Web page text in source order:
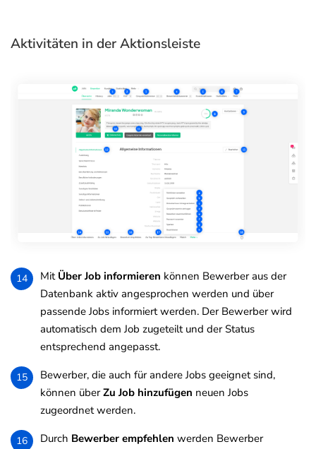
Aktivitäten in der Aktionsleiste
14 Mit Über Job informieren können Bewerber aus der
Datenbank aktiv angesprochen werden und über
passende Jobs informiert werden. Der Bewerber wird
automatisch dem Job zugeteilt und der Status
entsprechend angepasst.
15
Bewerber, die auch für andere Jobs geeignet sind,
können überZu Job hinzufügen neuen Jobs
zugeordnet werden.
16 Durch Bewerber empfehlen werden Bewerber